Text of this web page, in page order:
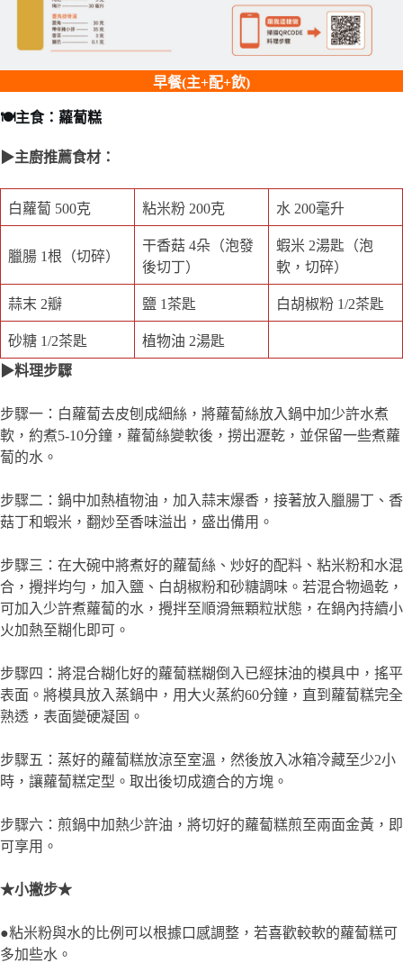
早餐(主+配+飲)
🍽️主食：蘿蔔糕
▶主廚推薦食材：
白蘿蔔 500克 粘米粉 200克 水 200毫升
臘腸 1根（切碎）
干香菇 4朵（泡發
後切丁）
蝦米 2湯匙（泡
軟，切碎）
蒜末 2瓣 鹽 1茶匙 白胡椒粉 1/2茶匙
砂糖 1/2茶匙
植物油 2湯匙
▶料理步驟
步驟一：白蘿蔔去皮刨成細絲，將蘿蔔絲放入鍋中加少許水煮
軟，約煮5-10分鐘，蘿蔔絲變軟後，撈出瀝乾，並保留一些煮蘿
蔔的水。
步驟二：鍋中加熱植物油，加入蒜末爆香，接著放入臘腸丁、香
菇丁和蝦米，翻炒至香味溢出，盛出備用。
步驟三：在大碗中將煮好的蘿蔔絲、炒好的配料、粘米粉和水混
合，攪拌均勻，加入鹽、白胡椒粉和砂糖調味。若混合物過乾，
可加入少許煮蘿蔔的水，攪拌至順滑無顆粒狀態，在鍋內持續小
火加熱至糊化即可。
步驟四：將混合糊化好的蘿蔔糕糊倒入已經抹油的模具中，搖平
表面。將模具放入蒸鍋中，用大火蒸約60分鐘，直到蘿蔔糕完全
熟透，表面變硬凝固。
步驟五：蒸好的蘿蔔糕放涼至室溫，然後放入冰箱冷藏至少2小
時，讓蘿蔔糕定型。取出後切成適合的方塊。
步驟六：煎鍋中加熱少許油，將切好的蘿蔔糕煎至兩面金黃，即
可享用。
★小撇步★
●粘米粉與水的比例可以根據口感調整，若喜歡較軟的蘿蔔糕可
多加些水。